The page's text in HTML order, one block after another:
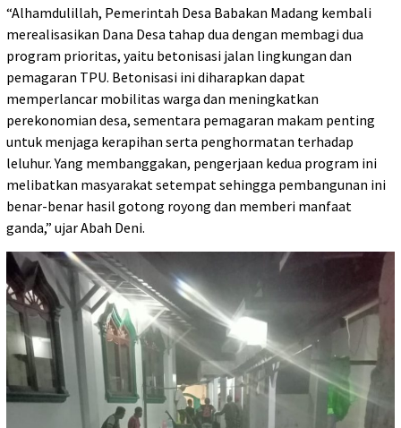
“Alhamdulillah, Pemerintah Desa Babakan Madang kembali
merealisasikan Dana Desa tahap dua dengan membagi dua
program prioritas, yaitu betonisasi jalan lingkungan dan
pemagaran TPU. Betonisasi ini diharapkan dapat
memperlancar mobilitas warga dan meningkatkan
perekonomian desa, sementara pemagaran makam penting
untuk menjaga kerapihan serta penghormatan terhadap
leluhur. Yang membanggakan, pengerjaan kedua program ini
melibatkan masyarakat setempat sehingga pembangunan ini
benar-benar hasil gotong royong dan memberi manfaat
ganda,” ujar Abah Deni.